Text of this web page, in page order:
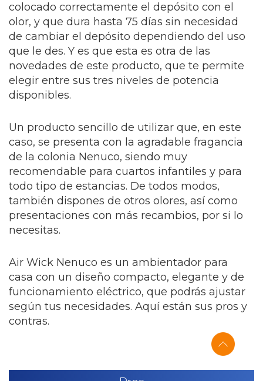
colocado correctamente el depósito con el
olor, y que dura hasta 75 días sin necesidad
de cambiar el depósito dependiendo del uso
que le des. Y es que esta es otra de las
novedades de este producto, que te permite
elegir entre sus tres niveles de potencia
disponibles.
Un producto sencillo de utilizar que, en este
caso, se presenta con la agradable fragancia
de la colonia Nenuco, siendo muy
recomendable para cuartos infantiles y para
todo tipo de estancias. De todos modos,
también dispones de otros olores, así como
presentaciones con más recambios, por si lo
necesitas.
Air Wick Nenuco es un ambientador para
casa con un diseño compacto, elegante y de
funcionamiento eléctrico, que podrás ajustar
según tus necesidades. Aquí están sus pros y
contras.